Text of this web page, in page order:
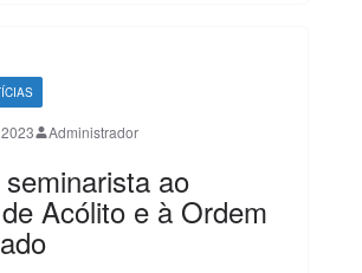
Administrador
ao
Acólito e à Ordem